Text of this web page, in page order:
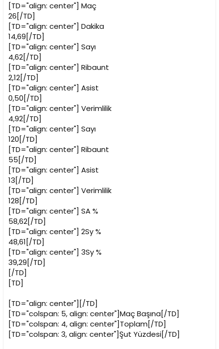
[TD="align: center"] Maç
26[/TD]
[TD="align: center"] Dakika
14,69[/TD]
[TD="align: center"] Sayı
4,62[/TD]
[TD="align: center"] Ribaunt
2,12[/TD]
[TD="align: center"] Asist
0,50[/TD]
[TD="align: center"] Verimlilik
4,92[/TD]
[TD="align: center"] Sayı
120[/TD]
[TD="align: center"] Ribaunt
55[/TD]
[TD="align: center"] Asist
13[/TD]
[TD="align: center"] Verimlilik
128[/TD]
[TD="align: center"] SA %
58,62[/TD]
[TD="align: center"] 2Sy %
48,61[/TD]
[TD="align: center"] 3Sy %
39,29[/TD]
[/TD]
[TD]
[TD="align: center"][/TD]
[TD="colspan: 5, align: center"]Maç Başına[/TD]
[TD="colspan: 4, align: center"]Toplam[/TD]
[TD="colspan: 3, align: center"]Şut Yüzdesi[/TD]